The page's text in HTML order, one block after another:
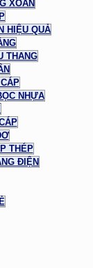
XOẮN
HIỆU QUẢ
THANG
NHỰA
THÉP
ĐIỆN